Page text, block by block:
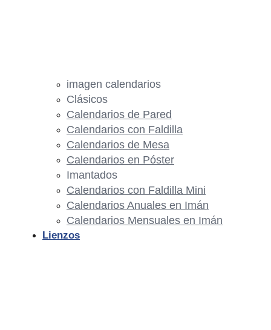
imagen calendarios
Clásicos
Calendarios de Pared
Calendarios con Faldilla
Calendarios de Mesa
Calendarios en Póster
Imantados
Calendarios con Faldilla Mini
Calendarios Anuales en Imán
Calendarios Mensuales en Imán
Lienzos